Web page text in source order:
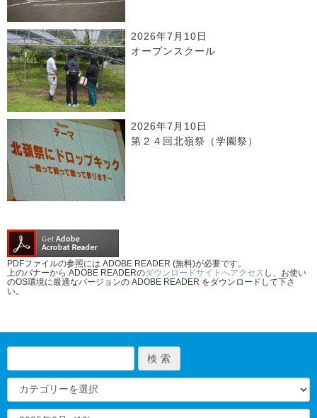
2026年7月10日
オープンスクール
2026年7月10日
第２４回北嶺祭（学園祭）
PDFファイルの参照には ADOBE READER (無料)が必要です。
上のバナーから ADOBE READERのダウンロードサイトへアクセス し、お使い
のOS環境に最適なバージョンの ADOBE READER をダウンロードして下さ
い。